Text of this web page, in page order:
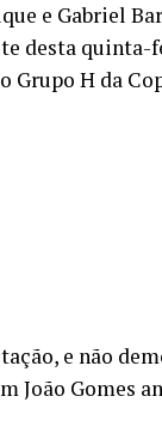
e Gabriel
desta quinta-
Grupo H da
e não
João Gomes